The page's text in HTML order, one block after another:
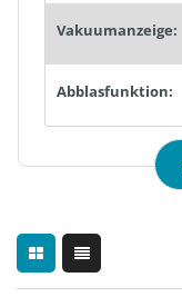
Vakuumanzeige:
Abblasfunktion: